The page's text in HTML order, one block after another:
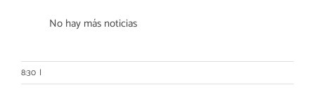
No hay más noticias
8:30 |